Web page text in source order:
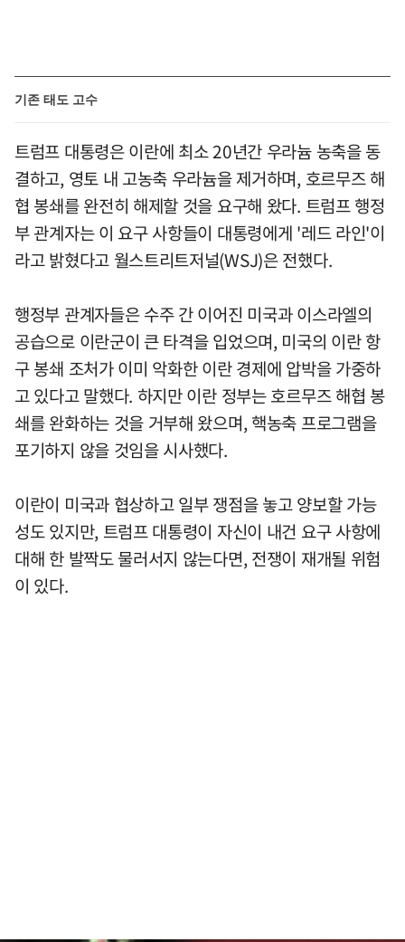
기존 태도 고수
트럼프 대통령은 이란에 최소 20년간 우라늄 농축을 동
결하고, 영토 내 고농축 우라늄을 제거하며, 호르무즈 해
협 봉쇄를 완전히 해제할 것을 요구해 왔다. 트럼프 행정
부 관계자는 이 요구 사항들이 대통령에게 '레드 라인'이
라고 밝혔다고 월스트리트저널(WSJ)은 전했다.
행정부 관계자들은 수주 간 이어진 미국과 이스라엘의
공습으로 이란군이 큰 타격을 입었으며, 미국의 이란 항
구 봉쇄 조처가 이미 악화한 이란 경제에 압박을 가중하
고 있다고 말했다. 하지만 이란 정부는 호르무즈 해협 봉
쇄를 완화하는 것을 거부해 왔으며, 핵농축 프로그램을
포기하지 않을 것임을 시사했다.
이란이 미국과 협상하고 일부 쟁점을 놓고 양보할 가능
성도 있지만, 트럼프 대통령이 자신이 내건 요구 사항에
대해 한 발짝도 물러서지 않는다면, 전쟁이 재개될 위험
이 있다.